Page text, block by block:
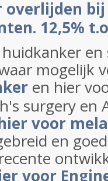
overlijden bij
12,5%
mogelijk
en hier
surgery en
voor
en
voor